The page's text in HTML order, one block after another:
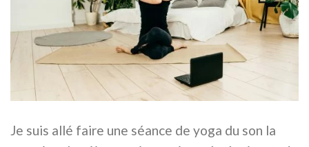
Je suis allé faire une séance de yoga du son la